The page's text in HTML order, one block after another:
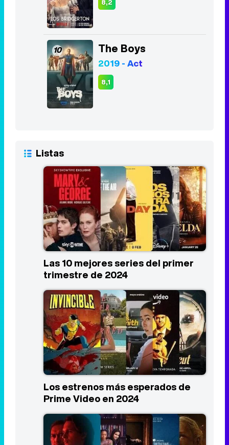
8,1
Listas
Las 10 mejores series del primer
trimestre de 2024
Los estrenos más esperados de
Prime Video en 2024
Los estrenos más esperados de